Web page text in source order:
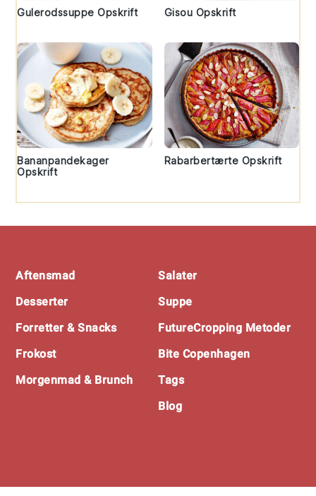
Gulerodssuppe Opskrift Gisou Opskrift
Bananpandekager
Opskrift
Rabarbertærte Opskrift
Aftensmad
Desserter
Forretter & Snacks
Frokost
Morgenmad & Brunch
Salater
Suppe
FutureCropping Metoder
Bite Copenhagen
Tags
Blog